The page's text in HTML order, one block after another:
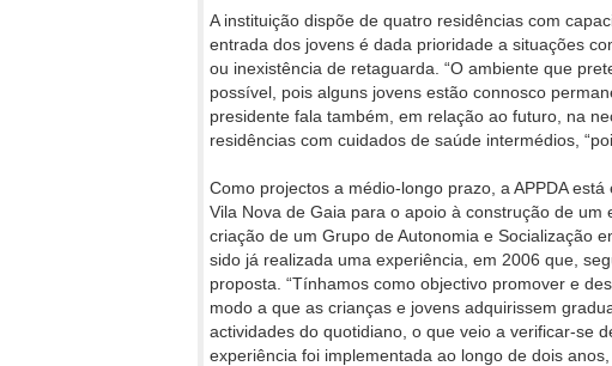
A instituição dispõe de quatro residências com
entrada dos jovens é dada prioridade a situações
ou inexistência de retaguarda. “O ambiente que
possível, pois alguns jovens estão connosco
presidente fala também, em relação ao futuro, na
residências com cuidados de saúde intermédios,
Como projectos a médio-longo prazo, a APPDA
Vila Nova de Gaia para o apoio à construção de
criação de um Grupo de Autonomia e Socialização
sido já realizada uma experiência, em 2006 que,
proposta. “Tínhamos como objectivo promover e
modo a que as crianças e jovens adquirissem
actividades do quotidiano, o que veio a verificar-se
experiência foi implementada ao longo de dois